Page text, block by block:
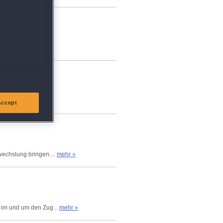
was ich...
es 2x...
bringen.... mehr »
und um den Zug... mehr »